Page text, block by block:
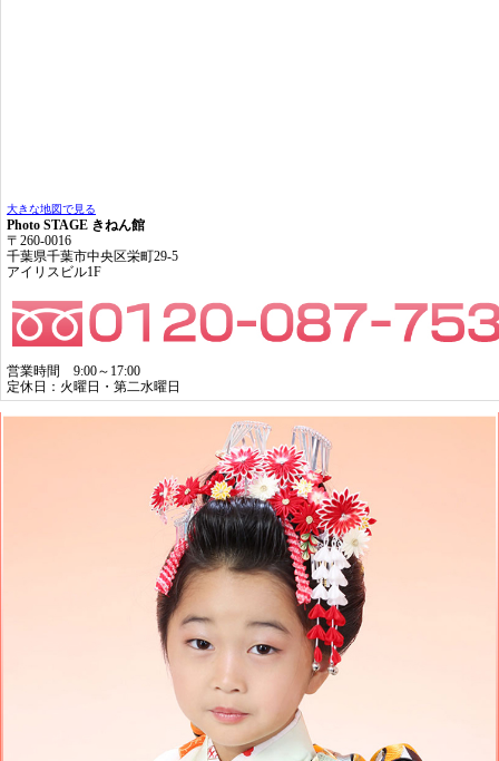
大きな地図で見る
Photo STAGE きねん館
〒260-0016
千葉県千葉市中央区栄町29-5
アイリスビル1F
営業時間 9:00～17:00
定休日：火曜日・第二水曜日